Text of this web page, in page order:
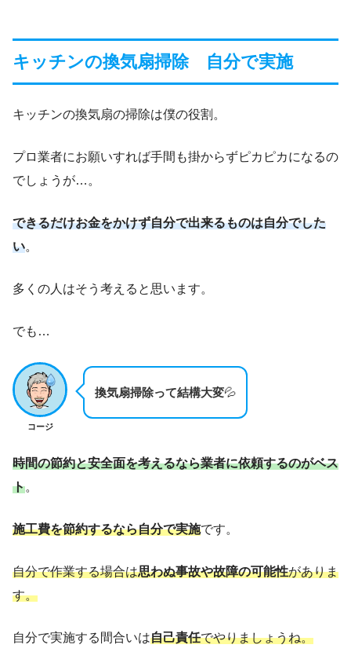
キッチンの換気扇掃除 自分で実施
キッチンの換気扇の掃除は僕の役割。
プロ業者にお願いすれば手間も掛からずピカピカになるの
でしょうが…。
できるだけお金をかけず自分で出来るものは自分でした
い。
多くの人はそう考えると思います。
でも…
コージ
換気扇掃除って結構大変💦
時間の節約と安全面を考えるなら業者に依頼するのがベス
ト。
施工費を節約するなら自分で実施です。
自分で作業する場合は思わぬ事故や故障の可能性がありま
す。
自分で実施する間合いは自己責任でやりましょうね。